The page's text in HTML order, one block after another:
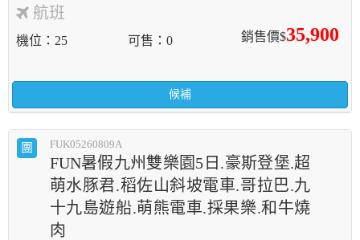
航班
銷售價$35,900
機位 25 可售 0
候補
團 FUK05260809A
FUN暑假九州雙樂園5日.豪斯登堡.超
萌水豚君.稻佐山斜坡電車.哥拉巴.九
十九島遊船.萌熊電車.採果樂.和牛燒
肉